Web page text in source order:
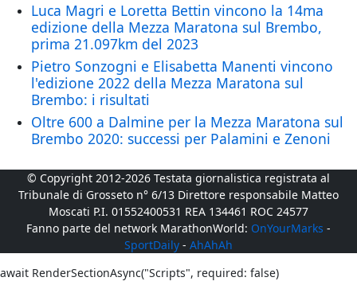
Luca Magri e Loretta Bettin vincono la 14ma
edizione della Mezza Maratona sul Brembo,
prima 21.097km del 2023
Pietro Sonzogni e Elisabetta Manenti vincono
l'edizione 2022 della Mezza Maratona sul
Brembo: i risultati
Oltre 600 a Dalmine per la Mezza Maratona sul
Brembo 2020: successi per Palamini e Zenoni
© Copyright 2012-2026 Testata giornalistica registrata al
Tribunale di Grosseto n° 6/13 Direttore responsabile Matteo
Moscati P.I. 01552400531 REA 134461 ROC 24577
Fanno parte del network MarathonWorld: OnYourMarks -
SportDaily - AhAhAh
await RenderSectionAsync("Scripts", required: false)